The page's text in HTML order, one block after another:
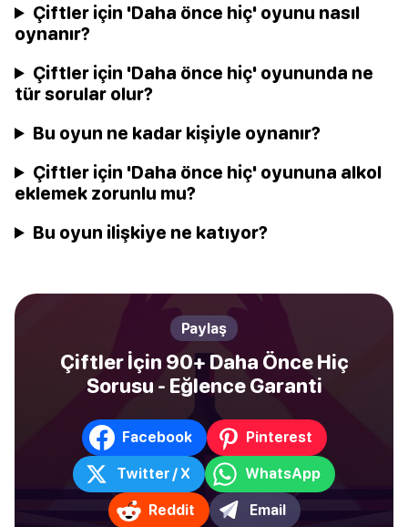
Çiftler için 'Daha önce hiç' oyunu nasıl
oynanır?
Çiftler için 'Daha önce hiç' oyununda ne
tür sorular olur?
Bu oyun ne kadar kişiyle oynanır?
Çiftler için 'Daha önce hiç' oyununa alkol
eklemek zorunlu mu?
Bu oyun ilişkiye ne katıyor?
Paylaş
Çiftler İçin 90+ Daha Önce Hiç
Sorusu - Eğlence Garanti
Facebook Pinterest
Twitter / X WhatsApp
Reddit Email